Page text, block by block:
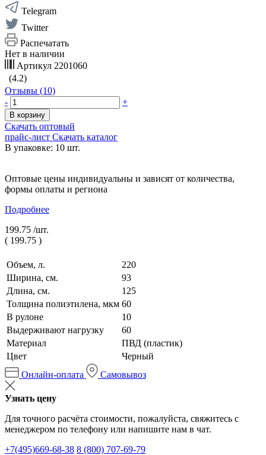
Telegram
Twitter
Распечатать
Нет в наличии
Артикул 2201060
(4.2)
Отзывы (10)
-
+
В корзину
Скачать оптовый
прайс-лист Скачать каталог
В упаковке: 10 шт.
Оптовые цены индивидуальны и зависят от количества,
формы оплаты и региона
Подробнее
199.75 /шт.
( 199.75 )
Объем, л.
220
Ширина, см.
93
Длина, см.
125
Толщина полиэтилена, мкм 60
В рулоне
10
Выдерживают нагрузку
60
Материал
ПВД (пластик)
Цвет
Черный
Онлайн-оплата
Самовывоз
Узнать цену
Для точного расчёта стоимости, пожалуйста, свяжитесь с
менеджером по телефону или напишите нам в чат.
+7(495)669-68-38 8 (800) 707-69-79